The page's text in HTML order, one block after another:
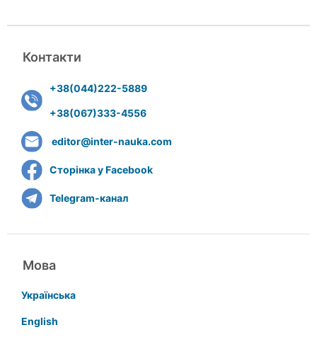
Контакти
+38(044)222-5889
+38(067)333-4556
editor@inter-nauka.com
Сторінка у Facebook
Telegram-канал
Мова
Українська
English